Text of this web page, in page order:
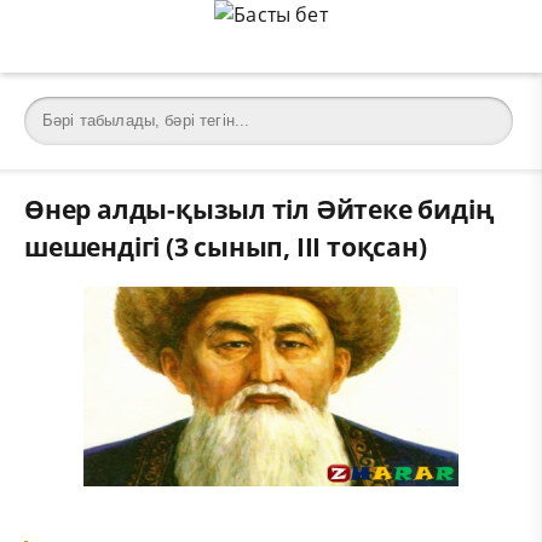
Өнер алды-қызыл тіл Әйтеке бидің
шешендігі (3 сынып, III тоқсан)